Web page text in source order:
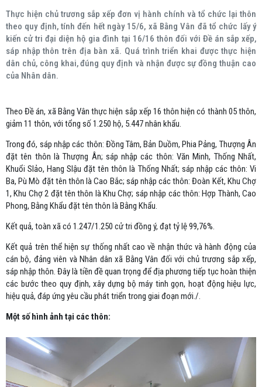
Thực hiện chủ trương sắp xếp đơn vị hành chính và tổ chức lại thôn
theo quy định, tính đến hết ngày 15/6, xã Bằng Vân đã tổ chức lấy ý
kiến cử tri đại diện hộ gia đình tại 16/16 thôn đối với Đề án sắp xếp,
sáp nhập thôn trên địa bàn xã. Quá trình triển khai được thực hiện
dân chủ, công khai, đúng quy định và nhận được sự đồng thuận cao
của Nhân dân.
Theo Đề án, xã Bằng Vân thực hiện sắp xếp 16 thôn hiện có thành 05 thôn,
giảm 11 thôn, với tổng số 1.250 hộ, 5.447 nhân khẩu.
Trong đó, sáp nhập các thôn: Đồng Tâm, Bản Duồm, Phia Pảng, Thượng Ân
đặt tên thôn là Thượng Ân; sáp nhập các thôn: Văn Minh, Thống Nhất,
Khuổi Slảo, Hang Slậu đặt tên thôn là Thống Nhất; sáp nhập các thôn: Vi
Ba, Pù Mò đặt tên thôn là Cao Bắc; sáp nhập các thôn: Đoàn Kết, Khu Chợ
1, Khu Chợ 2 đặt tên thôn là Khu Chợ; sáp nhập các thôn: Hợp Thành, Cao
Phong, Bằng Khẩu đặt tên thôn là Bằng Khẩu.
Kết quả, toàn xã có 1.247/1.250 cử tri đồng ý, đạt tỷ lệ 99,76%.
Kết quả trên thể hiện sự thống nhất cao về nhận thức và hành động của
cán bộ, đảng viên và Nhân dân xã Bằng Vân đối với chủ trương sắp xếp,
sáp nhập thôn. Đây là tiền đề quan trọng để địa phương tiếp tục hoàn thiện
các bước theo quy định, xây dựng bộ máy tinh gọn, hoạt động hiệu lực,
hiệu quả, đáp ứng yêu cầu phát triển trong giai đoạn mới./.
Một số hình ảnh tại các thôn: